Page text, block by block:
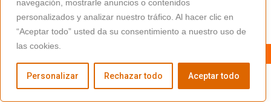
navegación, mostrarle anuncios o contenidos
personalizados y analizar nuestro tráfico. Al hacer clic en
“Aceptar todo” usted da su consentimiento a nuestro uso de
las cookies.
Personalizar Rechazar todo Aceptar todo